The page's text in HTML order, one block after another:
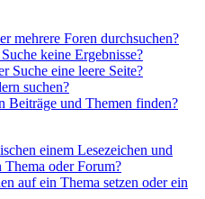
mehrere Foren durchsuchen?
keine Ergebnisse?
Suche eine leere Seite?
suchen?
Beiträge und Themen finden?
einem Lesezeichen und
oder Forum?
auf ein Thema setzen oder ein